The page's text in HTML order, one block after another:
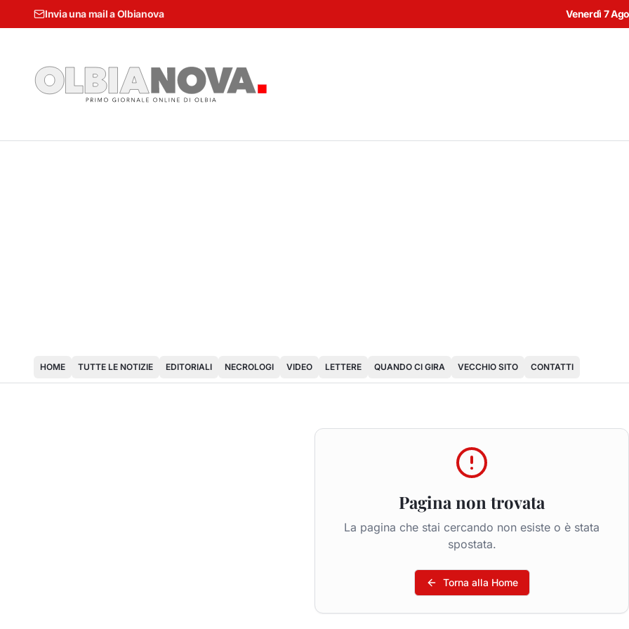
Invia una mail a Olbianova Venerdì 7
HOME TUTTE LE NOTIZIE EDITORIALI NECROLOGI VIDEO LETTERE QUANDO CI GIRA VECCHIO SITO CONTATTI
Pagina non trovata
La pagina che stai cercando non esiste o è stata
spostata.
Torna alla Home